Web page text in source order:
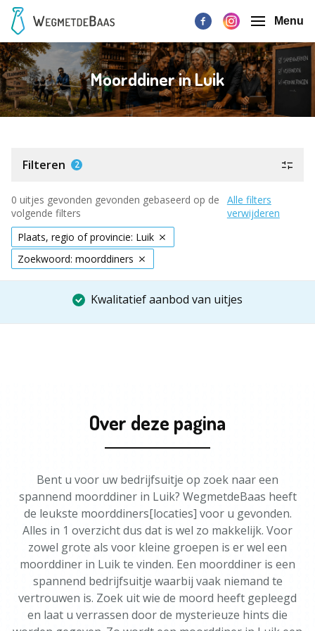
Menu
Moorddiner in Luik
Filteren 2
0 uitjes gevonden gevonden gebaseerd op de
volgende filters
Alle filters
verwijderen
Plaats, regio of provincie: Luik
Zoekwoord: moorddiners
Kwalitatief aanbod van uitjes
Over deze pagina
Bent u voor uw bedrijfsuitje op zoek naar een
spannend moorddiner in Luik? WegmetdeBaas heeft
de leukste moorddiners[locaties] voor u gevonden.
Alles in 1 overzicht dus dat is wel zo makkelijk. Voor
zowel grote als voor kleine groepen is er wel een
moorddiner in Luik te vinden. Een moorddiner is een
spannend bedrijfsuitje waarbij vaak niemand te
vertrouwen is. Zoek uit wie de moord heeft gepleegd
en laat u verrassen door de mysterieuze hints die